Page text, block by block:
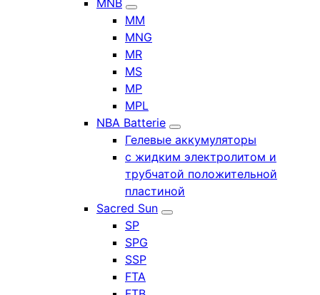
MNB
MM
MNG
MR
MS
MP
MPL
NBA Batterie
Гелевые аккумуляторы
с жидким электролитом и
трубчатой положительной
пластиной
Sacred Sun
SP
SPG
SSP
FTA